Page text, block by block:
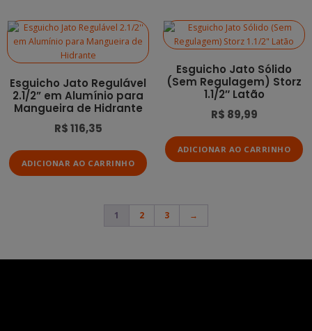
Esguicho Jato Regulável
2.1/2” em Alumínio para
Mangueira de Hidrante
R$116,35
ADICIONAR AO CARRINHO
Esguicho Jato Sólido
(Sem Regulagem) Storz
1.1/2″ Latão
R$ 89,99
ADICIONAR AO CARRINHO
1 2 3 →